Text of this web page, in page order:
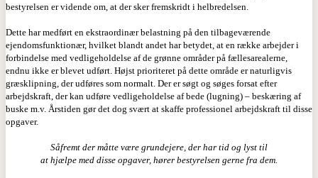
bestyrelsen er vidende om, at der sker fremskridt i helbredelsen.
Dette har medført en ekstraordinær belastning på den tilbageværende
ejendomsfunktionær, hvilket blandt andet har betydet, at en række arbejder i
forbindelse med vedligeholdelse af de grønne områder på fællesarealerne,
endnu ikke er blevet udført. Højst prioriteret på dette område er naturligvis
græsklipning, der udføres som normalt. Der er søgt og søges forsat efter
arbejdskraft, der kan udføre vedligeholdelse af bede (lugning) – beskæring af
buske m.v. Årstiden gør det dog svært at skaffe professionel arbejdskraft til disse
opgaver.
Såfremt der måtte være grundejere, der har tid og lyst til
at hjælpe med disse opgaver, hører bestyrelsen gerne fra dem.